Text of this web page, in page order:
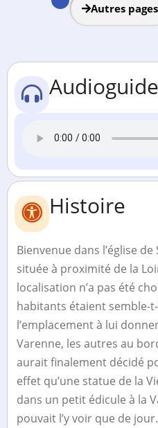
Autres pages
Audioguide
Histoire
Bienvenue dans l’église
située à proximité de la
localisation n’a pas été
habitants étaient semble-
l’emplacement à lui
Varenne, les autres au
aurait finalement décidé
effet qu’une statue de la
dans un petit édicule à la
pouvait l’y voir que de